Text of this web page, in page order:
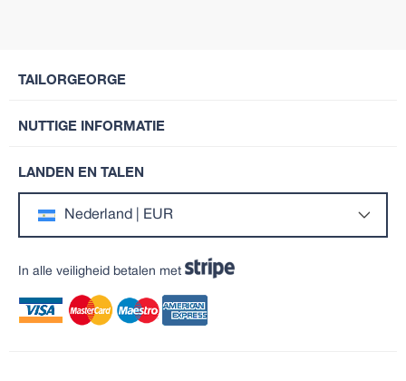
TAILORGEORGE
NUTTIGE INFORMATIE
LANDEN EN TALEN
Nederland | EUR
In alle veiligheid betalen met